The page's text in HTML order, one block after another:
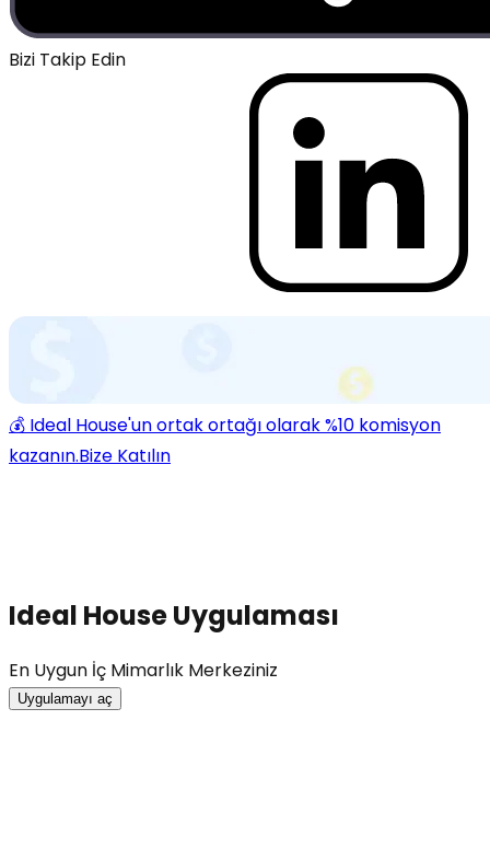
Bizi Takip Edin
💰 Ideal House'un ortak ortağı olarak %10 komisyon
kazanın.Bize Katılın
Ideal House Uygulaması
En Uygun İç Mimarlık Merkeziniz
Uygulamayı aç